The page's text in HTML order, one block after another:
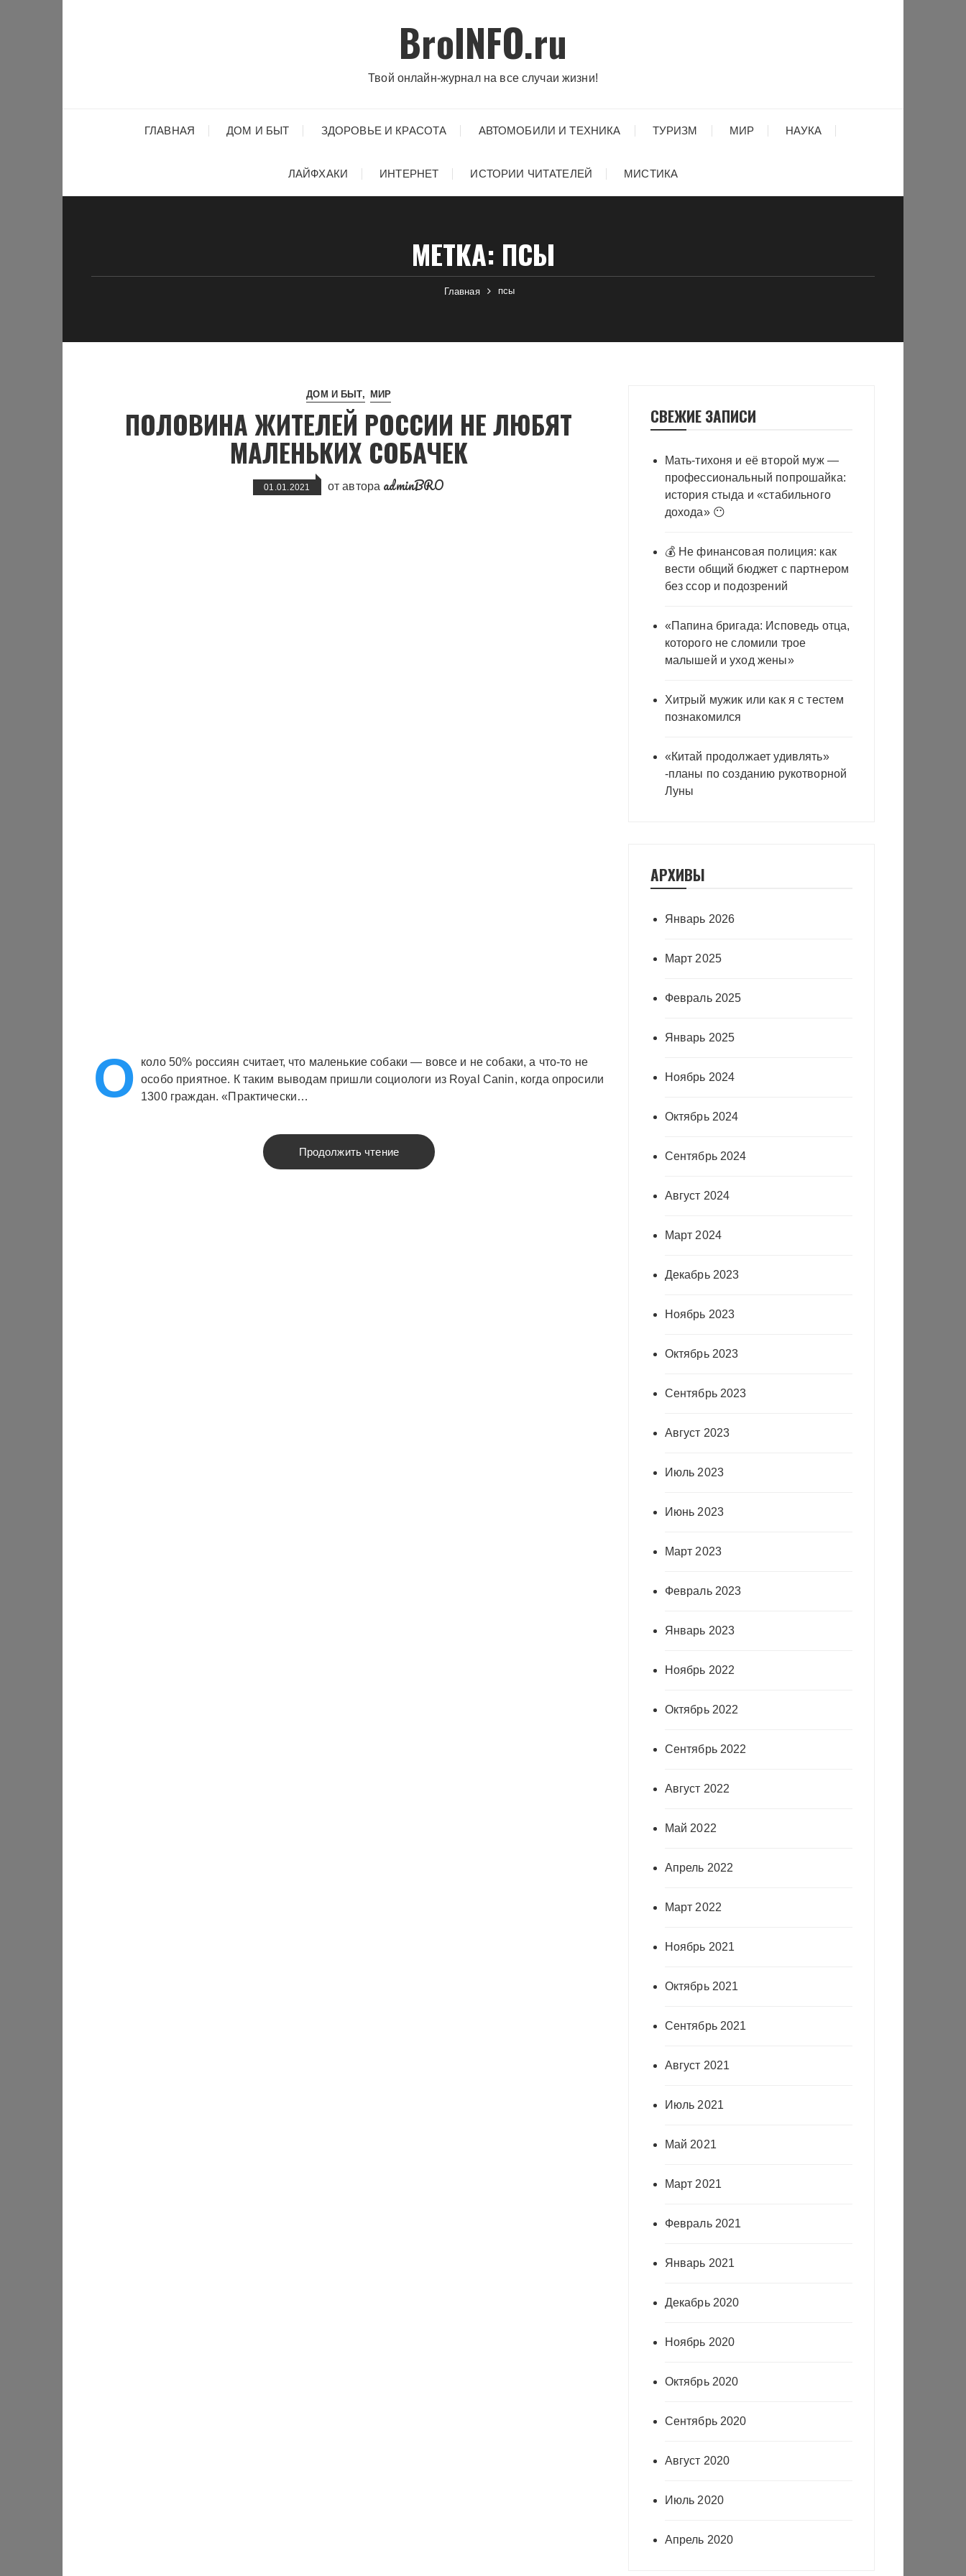
BroINFO.ru
Твой онлайн-журнал на все случаи жизни!
ГЛАВНАЯ ДОМ И БЫТ ЗДОРОВЬЕ И КРАСОТА АВТОМОБИЛИ И ТЕХНИКА ТУРИЗМ МИР НАУКА
ЛАЙФХАКИ ИНТЕРНЕТ ИСТОРИИ ЧИТАТЕЛЕЙ МИСТИКА
МЕТКА: ПСЫ
Главная псы
ДОМ И БЫТ МИР
ПОЛОВИНА ЖИТЕЛЕЙ РОССИИ НЕ ЛЮБЯТ
МАЛЕНЬКИХ СОБАЧЕК
01.01.2021 от автора adminBRO
О
коло 50% россиян считает, что маленькие собаки — вовсе и не собаки, а что-то не
особо приятное. К таким выводам пришли социологи из Royal Canin, когда опросили
1300 граждан. «Практически…
Продолжить чтение
СВЕЖИЕ ЗАПИСИ
Мать-тихоня и её второй муж —
профессиональный попрошайка:
история стыда и «стабильного
дохода» 😶
💰 Не финансовая полиция: как
вести общий бюджет с партнером
без ссор и подозрений
«Папина бригада: Исповедь отца,
которого не сломили трое
малышей и уход жены»
Хитрый мужик или как я с тестем
познакомился
«Китай продолжает удивлять»
-планы по созданию рукотворной
Луны
АРХИВЫ
Январь 2026
Март 2025
Февраль 2025
Январь 2025
Ноябрь 2024
Октябрь 2024
Сентябрь 2024
Август 2024
Март 2024
Декабрь 2023
Ноябрь 2023
Октябрь 2023
Сентябрь 2023
Август 2023
Июль 2023
Июнь 2023
Март 2023
Февраль 2023
Январь 2023
Ноябрь 2022
Октябрь 2022
Сентябрь 2022
Август 2022
Май 2022
Апрель 2022
Март 2022
Ноябрь 2021
Октябрь 2021
Сентябрь 2021
Август 2021
Июль 2021
Май 2021
Март 2021
Февраль 2021
Январь 2021
Декабрь 2020
Ноябрь 2020
Октябрь 2020
Сентябрь 2020
Август 2020
Июль 2020
Апрель 2020